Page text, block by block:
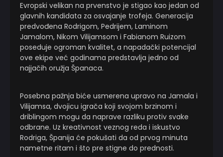
Evropski velikan na prvenstvo je stigao kao jedan od
glavnih kandidata za osvajanje trofeja. Generacija
predvođena Rodrigom, Pedrijem, Laminom
Jamalom, Nikom Vilijamsom i Fabianom Ruizom
poseduje ogroman kvalitet, a napadački potencijal
ove ekipe već godinama predstavlja jedno od
najjačih oružja Španaca.
Posebna pažnja biće usmerena upravo na Jamala i
Vilijamsa, dvojicu igrača koji svojom brzinom i
driblingom mogu da naprave razliku protiv svake
odbrane. Uz kreativnost veznog reda i iskustvo
Rodriga, Španija će pokušati da od prvog minuta
nametne ritam i što pre stigne do prednosti.